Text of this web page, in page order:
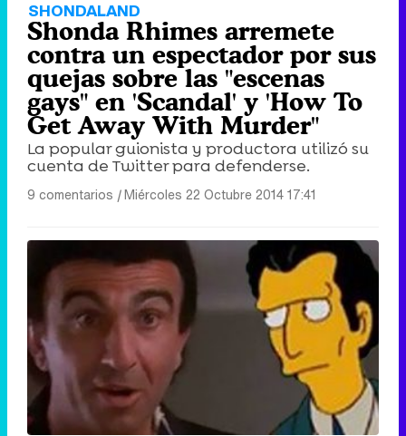
SHONDALAND
Shonda Rhimes arremete
contra un espectador por sus
quejas sobre las "escenas
gays" en 'Scandal' y 'How To
Get Away With Murder"
La popular guionista y productora utilizó su
cuenta de Twitter para defenderse.
9 comentarios |Miércoles 22 Octubre 2014 17:41